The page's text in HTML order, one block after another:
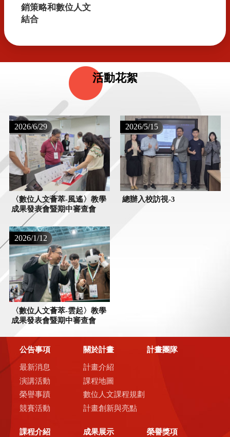
公告事項
最新消息
演講活動
榮譽事蹟
競賽活動
關於計畫
計畫介紹
課程地圖
數位人文課程規劃
計畫創新與亮點
計畫團隊
課程介紹 成果展示 榮譽獎項